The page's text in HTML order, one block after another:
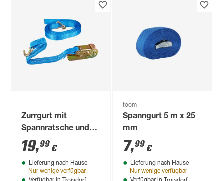
Zurrgurt mit
Spannratsche und
Haken blau 2,5 x 500
cm
19,99 €
Lieferung nach Hause
Nur wenige verfügbar
Troisdorf
toom
Spanngurt 5 m x 25
mm
7,99 €
Lieferung nach Hause
Nur wenige verfügbar
Troisdorf